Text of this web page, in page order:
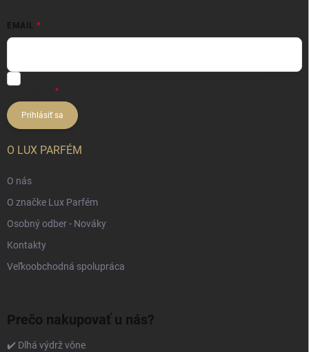
EMAIL
Prihlásiť sa
O LUX PARFÉM
O nás
O značke Lux Parfém
Osobný odber - Nováky
Kontakty
Veľkoobchodná spolupráca
Prečo nakupovať u nás?
✔️ Dlhá výdrž vône